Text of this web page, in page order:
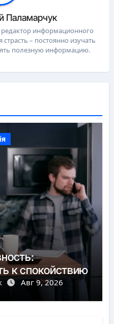
Паламарчук
редактор информационного
– постоянно изучать
полезную информацию.
к спокойствию
Авг 9, 2026